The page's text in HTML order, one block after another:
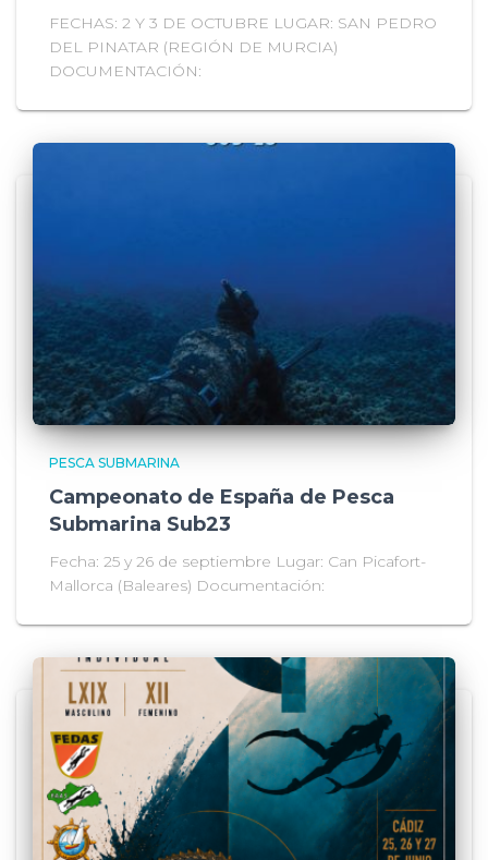
FECHAS: 2 Y 3 DE OCTUBRE LUGAR: SAN PEDRO
DEL PINATAR (REGIÓN DE MURCIA)
DOCUMENTACIÓN:
PESCA SUBMARINA
Campeonato de España de Pesca
Submarina Sub23
Fecha: 25 y 26 de septiembre Lugar: Can Picafort-
Mallorca (Baleares) Documentación: